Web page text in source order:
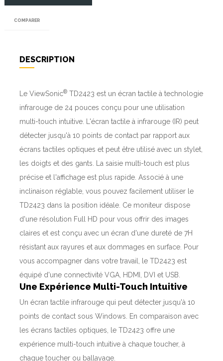
COMPARER
DESCRIPTION
Le ViewSonic® TD2423 est un écran tactile à technologie
infrarouge de 24 pouces conçu pour une utilisation
multi-touch intuitive. L'écran tactile à infrarouge (IR) peut
détecter jusqu'à 10 points de contact par rapport aux
écrans tactiles optiques et peut être utilisé avec un stylet,
les doigts et des gants. La saisie multi-touch est plus
précise et l'affichage est plus rapide. Associé à une
inclinaison réglable, vous pouvez facilement utiliser le
TD2423 dans la position idéale. Ce moniteur dispose
d'une résolution Full HD pour vous offrir des images
claires et est conçu avec un écran d'une dureté de 7H
résistant aux rayures et aux dommages en surface. Pour
vous accompagner dans votre travail, le TD2423 est
équipé d'une connectivité VGA, HDMI, DVI et USB.
Une Expérience Multi-Touch Intuitive
Un écran tactile infrarouge qui peut détecter jusqu'à 10
points de contact sous Windows. En comparaison avec
les écrans tactiles optiques, le TD2423 offre une
expérience multi-touch intuitive à chaque toucher, à
chaque toucher ou ballayage.